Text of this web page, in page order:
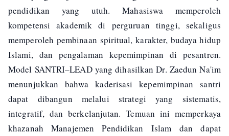
pendidikan yang utuh. Mahasiswa memperoleh
kompetensi akademik di perguruan tinggi, sekaligus
memperoleh pembinaan spiritual, karakter, budaya hidup
Islami, dan pengalaman kepemimpinan di pesantren.
Model SANTRI–LEAD yang dihasilkan Dr. Zaedun Na'im
menunjukkan bahwa kaderisasi kepemimpinan santri
dapat dibangun melalui strategi yang sistematis,
integratif, dan berkelanjutan. Temuan ini memperkaya
khazanah Manajemen Pendidikan Islam dan dapat